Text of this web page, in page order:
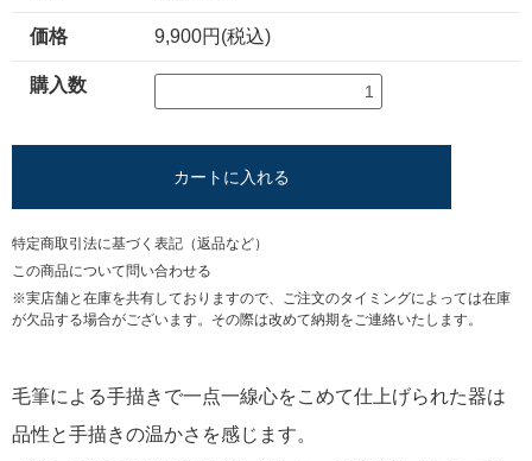
価格 9,900円(税込)
購入数
カートに入れる
特定商取引法に基づく表記（返品など）
この商品について問い合わせる
※実店舗と在庫を共有しておりますので、ご注文のタイミングによっては在庫
が欠品する場合がございます。その際は改めて納期をご連絡いたします。
毛筆による手描きで一点一線心をこめて仕上げられた器は
品性と手描きの温かさを感じます。